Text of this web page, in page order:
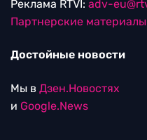
Реклама RTVI: adv-
Партнерские материалы
Достойные новости
Мы в Дзен.Новостях
и Google.News